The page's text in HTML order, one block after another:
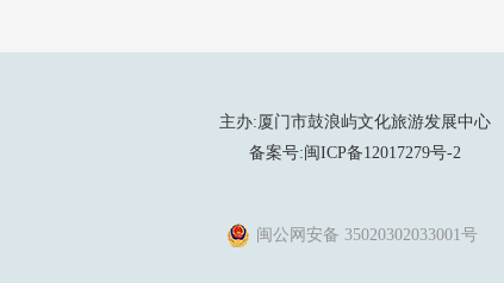
主办:厦门市鼓浪屿文化旅游发展中心
备案号:闽ICP备12017279号-2
闽公网安备 35020302033001号